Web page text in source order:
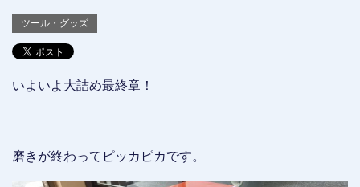
ツール・グッズ
いよいよ大詰め最終章！
磨きが終わってピッカピカです。